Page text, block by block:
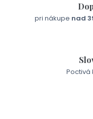
pri nákupe nad
Poctivá